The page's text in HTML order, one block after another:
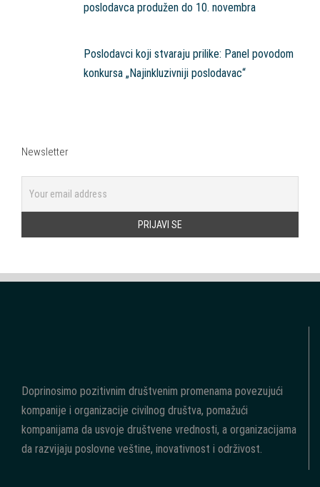
poslodavca produžen do 10. novembra
Poslodavci koji stvaraju prilike: Panel povodom
konkursa „Najinkluzivniji poslodavac“
Newsletter
Doprinosimo pozitivnim društvenim promenama povezujući
kompanije i organizacije civilnog društva, pomažući
kompanijama da usvoje društvene vrednosti, a organizacijama
da razvijaju poslovne veštine, inovativnost i održivost.